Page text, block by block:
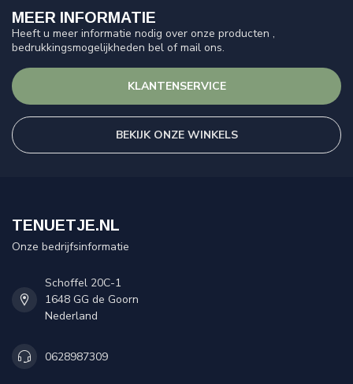
MEER INFORMATIE
Heeft u meer informatie nodig over onze producten ,
bedrukkingsmogelijkheden bel of mail ons.
KLANTENSERVICE
BEKIJK ONZE WINKELS
TENUETJE.NL
Onze bedrijfsinformatie
Schoffel 20C-1
1648 GG de Goorn
Nederland
0628987309